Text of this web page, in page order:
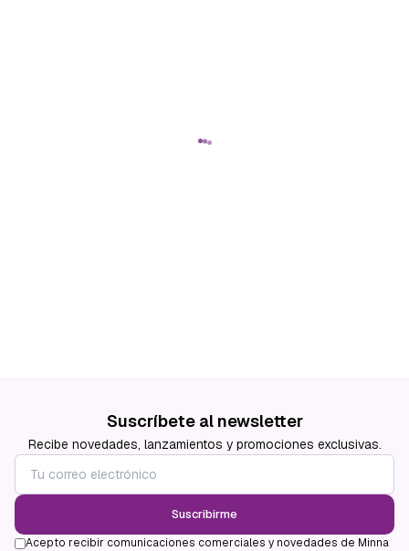
Suscríbete al newsletter
Recibe novedades, lanzamientos y promociones exclusivas.
Suscribirme
Acepto recibir comunicaciones comerciales y novedades de Minna